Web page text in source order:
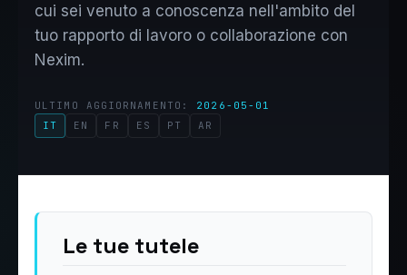
cui sei venuto a conoscenza nell'ambito del
tuo rapporto di lavoro o collaborazione con
Nexim.
ULTIMO AGGIORNAMENTO: 2026-05-01
IT
EN FR ES PT AR
Le tue tutele